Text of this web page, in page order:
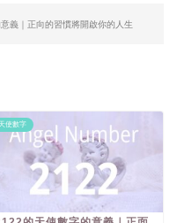
義｜正向的習慣將開啟你的人生
使數字